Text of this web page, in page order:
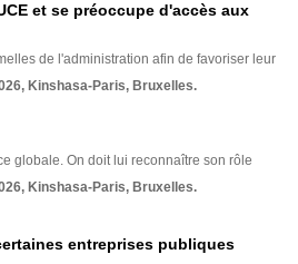
et se préoccupe d'accès aux
de l'administration afin de favoriser leur
Kinshasa-Paris, Bruxelles.
globale. On doit lui reconnaître son rôle
Kinshasa-Paris, Bruxelles.
entreprises publiques